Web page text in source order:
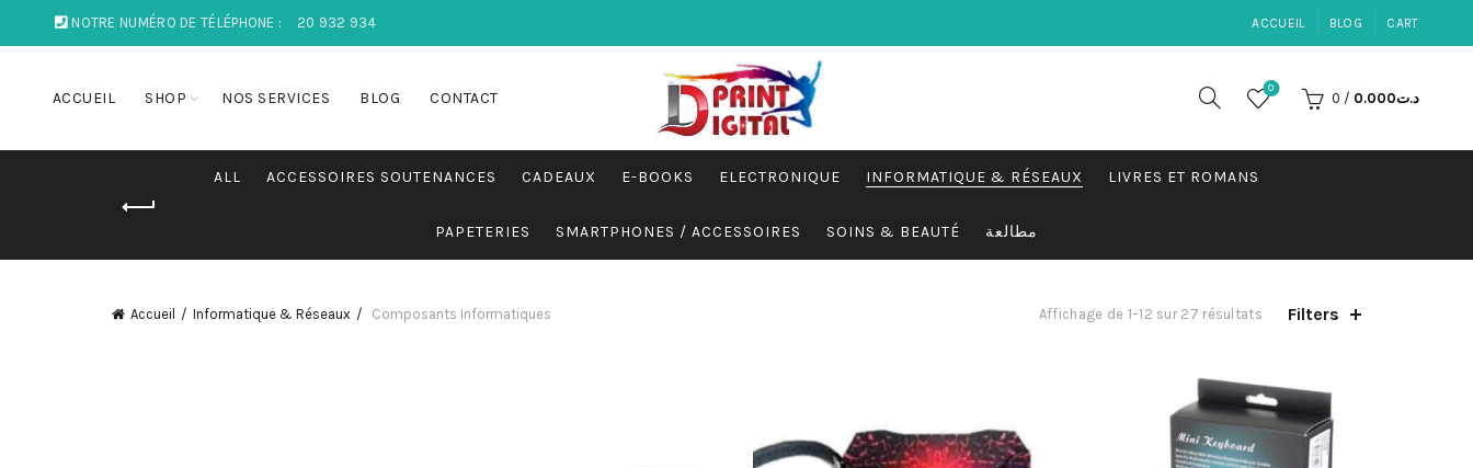
NOTRE NUMÉRO DE TÉLÉPHONE : 20 932 934 ACCUEIL BLOG CART
ACCUEIL SHOP NOS SERVICES BLOG CONTACT
0
0 / د.ت0.000
ALL ACCESSOIRES SOUTENANCES CADEAUX E-BOOKS ELECTRONIQUE INFORMATIQUE & RÉSEAUX LIVRES ET ROMANS
PAPETERIES SMARTPHONES / ACCESSOIRES SOINS & BEAUTÉ مطالعة
Accueil Informatique & Réseaux Composants Informatiques Affichage de 1–12 sur 27 résultats Filters